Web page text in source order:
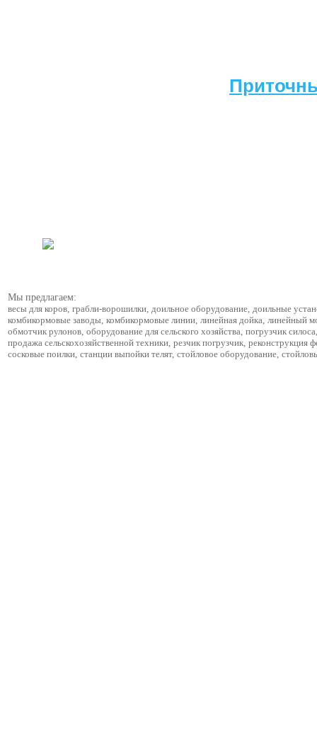
Мы предлагаем:
весы для коров, грабли-ворошилки, доильное оборудование, доильные
комбикормовые заводы, комбикормовые линии, линейная дойка, линейный
обмотчик рулонов, оборудование для сельского хозяйства, погрузчик силоса,
продажа сельскохозяйственной техники, резчик погрузчик, реконструкция
сосковые поилки, станции выпойки телят, стойловое оборудование,